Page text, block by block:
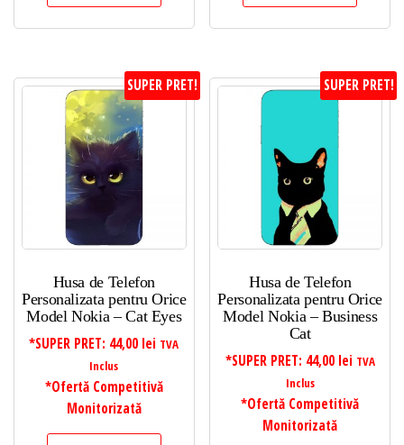
SUPER PRET!
Husa de Telefon
Personalizata pentru Orice
Model Nokia – Cat Eyes
*SUPER PRET: 44,00 lei TVA
Inclus
*Ofertă Competitivă
Monitorizată
SUPER PRET!
Husa de Telefon
Personalizata pentru Orice
Model Nokia – Business
Cat
*SUPER PRET: 44,00 lei TVA
Inclus
*Ofertă Competitivă
Monitorizată